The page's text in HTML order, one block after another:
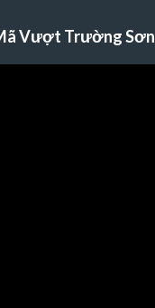
Vượt Trường Sơn